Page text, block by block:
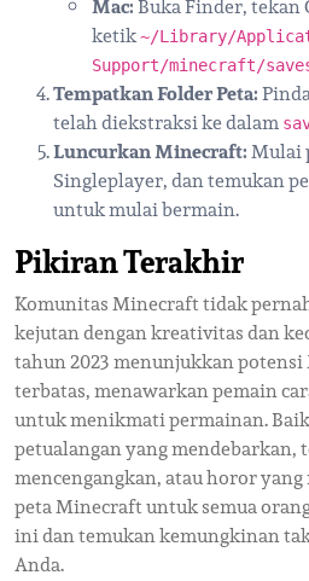
Mac:Buka Finder, tekan
ketik~/Library/
Support/minecraft/
Tempatkan Folder Peta:
telah diekstraksi ke dalam
Luncurkan Minecraft:Mulai
Singleplayer, dan temukan
untuk mulai bermain.
Pikiran Terakhir
Komunitas Minecraft tidak
kejutan dengan kreativitas dan
tahun 2023 menunjukkan
terbatas, menawarkan pemain
untuk menikmati permainan.
petualangan yang mendebarkan,
mencengangkan, atau horor yang
peta Minecraft untuk semua
ini dan temukan kemungkinan
Anda.